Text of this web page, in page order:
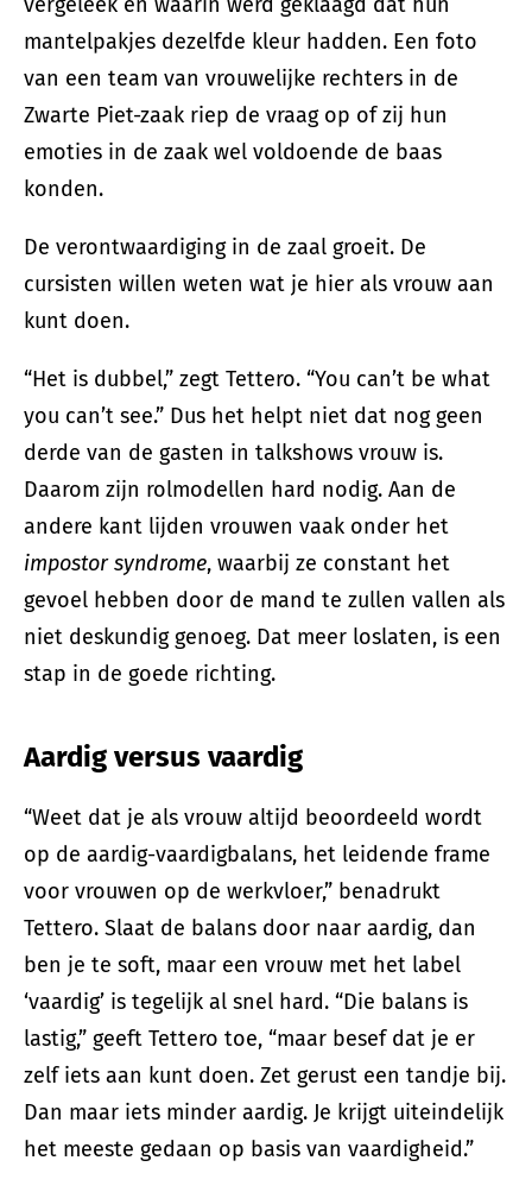
mantelpakjes dezelfde kleur hadden. Een foto
van een team van vrouwelijke rechters in de
Zwarte Piet-zaak riep de vraag op of zij hun
emoties in de zaak wel voldoende de baas
konden.
De verontwaardiging in de zaal groeit. De
cursisten willen weten wat je hier als vrouw aan
kunt doen.
“Het is dubbel,” zegt Tettero. “You can’t be what
you can’t see.” Dus het helpt niet dat nog geen
derde van de gasten in talkshows vrouw is.
Daarom zijn rolmodellen hard nodig. Aan de
andere kant lijden vrouwen vaak onder het
impostor syndrome, waarbij ze constant het
gevoel hebben door de mand te zullen vallen als
niet deskundig genoeg. Dat meer loslaten, is een
stap in de goede richting.
Aardig versus vaardig
“Weet dat je als vrouw altijd beoordeeld wordt
op de aardig-vaardigbalans, het leidende frame
voor vrouwen op de werkvloer,” benadrukt
Tettero. Slaat de balans door naar aardig, dan
ben je te soft, maar een vrouw met het label
‘vaardig’ is tegelijk al snel hard. “Die balans is
lastig,” geeft Tettero toe, “maar besef dat je er
zelf iets aan kunt doen. Zet gerust een tandje bij.
Dan maar iets minder aardig. Je krijgt uiteindelijk
het meeste gedaan op basis van vaardigheid.”